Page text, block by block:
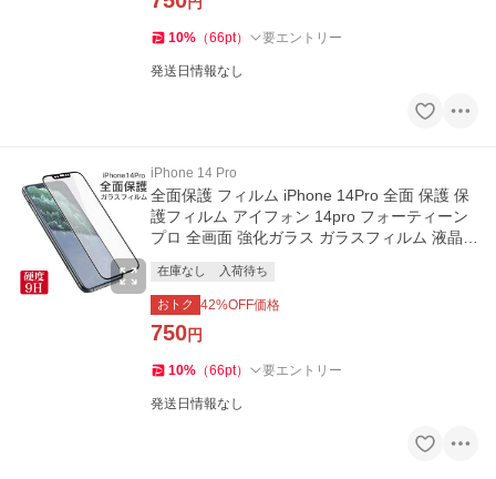
10% （66pt） 要エントリー
発送日情報なし
iPhone 14 Pro
全面保護 フィルム iPhone 14Pro 全面 保護 保
護フィルム アイフォン 14pro フォーティーン
プロ 全画面 強化ガラス ガラスフィルム 液晶
在庫なし 入荷待ち
おトク 42%OFF価格
750円
10% （66pt） 要エントリー
発送日情報なし